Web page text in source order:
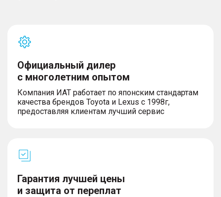
Официальный дилер
с многолетним опытом
Компания ИАТ работает по японским стандартам
качества брендов Toyota и Lexus с 1998г,
предоставляя клиентам лучший сервис
Гарантия лучшей цены
и защита от переплат